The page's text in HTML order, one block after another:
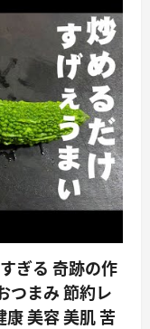
ぎる 奇跡の作
つまみ 節約レ
康 美容 美肌 苦